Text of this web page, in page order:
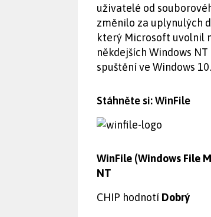
uživatelé od
změnilo za uplynulých
který Microsoft uvolnil
někdejších Windows
spuštění ve Windows 10.
Stáhněte si: WinFile
WinFile (Windows File
NT
CHIP hodnotí Dobrý